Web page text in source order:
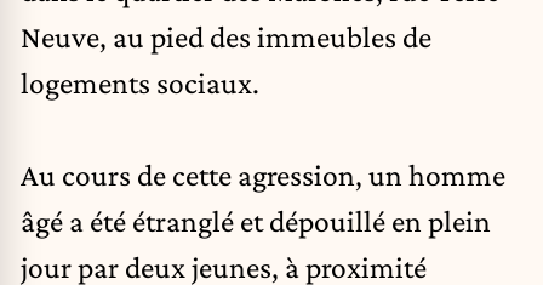
Neuve, au pied des immeubles de
logements sociaux.
Au cours de cette agression, un homme
âgé a été étranglé et dépouillé en plein
jour par deux jeunes, à proximité